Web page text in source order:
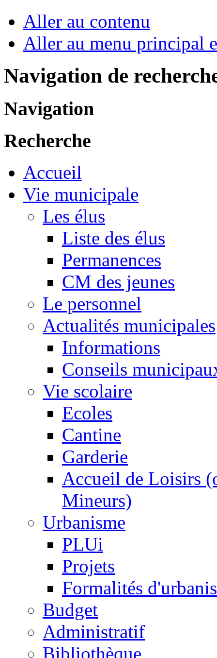
Aller au contenu
Aller au menu principal
Navigation de
Navigation
Recherche
Accueil
Vie municipale
Les élus
Liste des élus
Permanences
CM des jeunes
Le personnel
Actualités municipales
Informations
Conseils
Vie scolaire
Ecoles
Cantine
Garderie
Accueil de Loisirs
Mineurs)
Urbanisme
PLUi
Projets
Formalités
Budget
Administratif
Bibliothèque